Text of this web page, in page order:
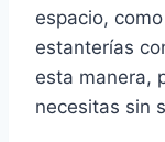
espacio,
estanterías
esta manera,
necesitas sin